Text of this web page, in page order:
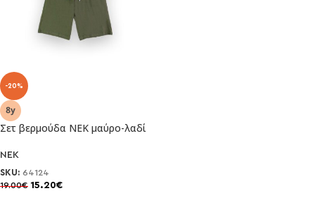
-20%
Σετ βερμούδα ΝΕΚ μαύρο-λαδί
NEK
SKU: 64124
19.00€ 15.20€